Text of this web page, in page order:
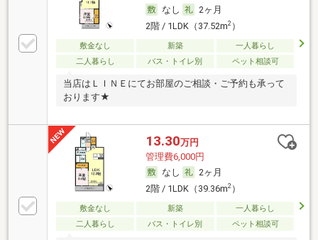
なし
2ヶ月
2階 / 1LDK（37.52m2）
敷金なし 新築
一人暮らし
二人暮らし
バス・トイレ別 ペット相談可
当店はＬＩＮＥにてお部屋のご相談・ご予約も承って
おります★
13.30万円
管理費6,000円
なし
2ヶ月
2階 / 1LDK（39.36m2）
敷金なし 新築
一人暮らし
二人暮らし
バス・トイレ別 ペット相談可